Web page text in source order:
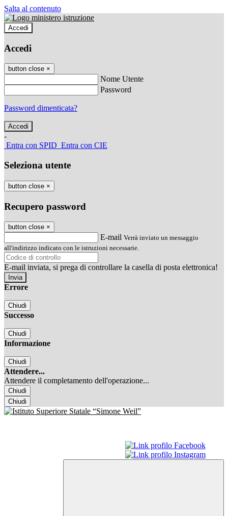
Salta al contenuto
Accedi
Accedi
button close ×
Nome Utente
Password
Password dimenticata?
-
Entra con SPID Entra con CIE
Seleziona utente
button close ×
Recupero password
button close ×
E-mail Verrà inviato un messaggio
all'indirizzo indicato con le istruzioni necessarie.
E-mail inviata, si prega di controllare la casella di posta elettronica!
Errore
Chiudi
Successo
Chiudi
Informazione
Chiudi
Attendere...
Attendere il completamento dell'operazione...
Chiudi
Chiudi